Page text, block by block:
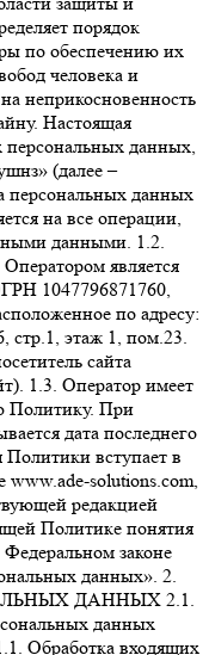
порядок
по обеспечению их
человека и
неприкосновенность
Настоящая
персональных данных,
(далее –
персональных данных
на все операции,
данными. 1.2.
является
1047796871760,
по адресу:
стр.1, этаж 1, пом.23.
сайта
1.3. Оператор имеет
Политику. При
дата последнего
вступает в
www.ade-solutions.com,
редакцией
Политике понятия
законе
данных». 2.
ДАННЫХ 2.1.
данных
Обработка входящих